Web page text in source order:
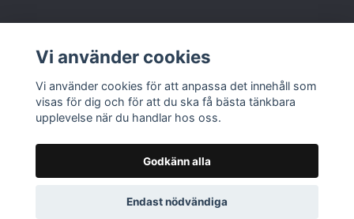
Läs mer
© 2026 Nolbox AB
Vi använder cookies
Vi använder cookies för att anpassa det innehåll som
visas för dig och för att du ska få bästa tänkbara
upplevelse när du handlar hos oss.
Godkänn alla
Endast nödvändiga